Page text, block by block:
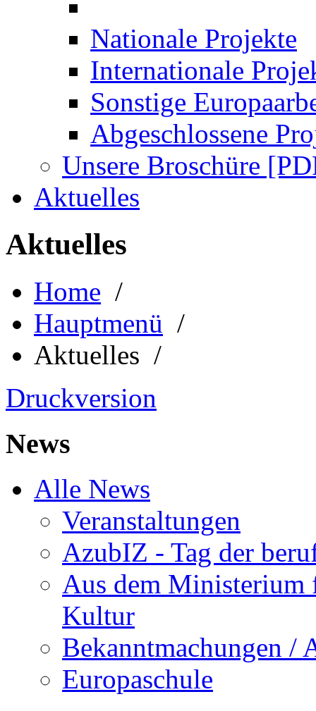
Nationale Projekte
Internationale
Sonstige
Abgeschlossene
Unsere Broschüre
Aktuelles
Aktuelles
Home /
Hauptmenü /
Aktuelles /
Druckversion
News
Alle News
Veranstaltungen
AzubIZ - Tag der
Aus dem Ministerium
Kultur
Bekanntmachungen /
Europaschule